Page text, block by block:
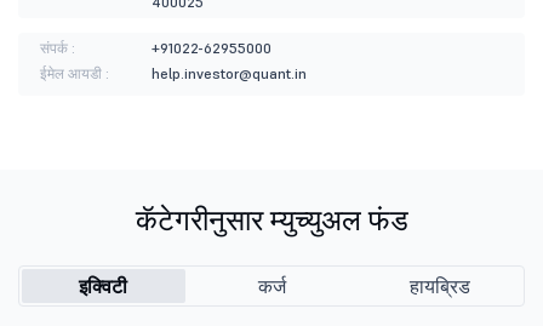
संपर्क :
+91022-62955000
ईमेल आयडी :
help.investor@quant.in
कॅटेगरीनुसार म्युच्युअल फंड
इक्विटी कर्ज हायब्रिड